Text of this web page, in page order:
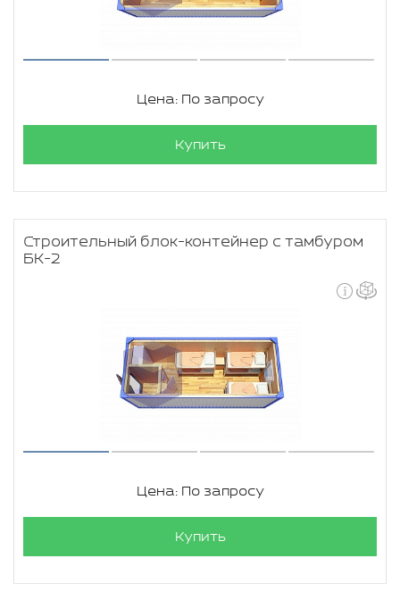
Цена: По запросу
Купить
Строительный блок-контейнер с тамбуром
БК-2
Цена: По запросу
Купить